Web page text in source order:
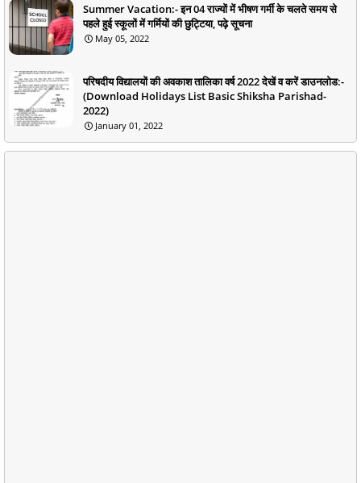
Summer Vacation:- इन 04 राज्यों में भीषण गर्मी के चलते समय से
पहले हुई स्कूलों में गर्मियों की छुट्टिया, पढ़े सूचना
May 05, 2022
परिषदीय विद्यालयों की अवकाश तालिका वर्ष 2022 देखें व करें डाउनलोड:-
(Download Holidays List Basic Shiksha Parishad-
2022)
January 01, 2022